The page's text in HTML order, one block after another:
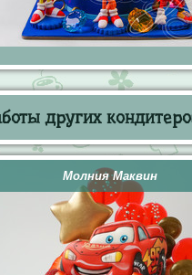
других
Молния Маквин